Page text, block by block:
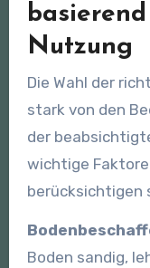
Nutzung
Die Wahl der
stark von den
der
wichtige
berücksichtigen
Boden sandig,